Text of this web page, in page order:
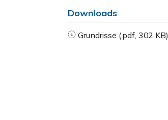
Downloads
Grundrisse (.pdf, 302 KB)